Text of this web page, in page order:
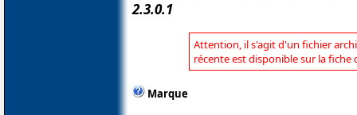
2.3.0.1
Attention, il s'agit d'un fichier
récente est disponible sur la fiche
Marque